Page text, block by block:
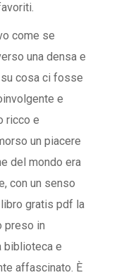
come se
una densa e
cosa ci fosse
e
ricco e
un piacere
del mondo era
con un senso
gratis pdf la
preso in
biblioteca e
affascinato. È